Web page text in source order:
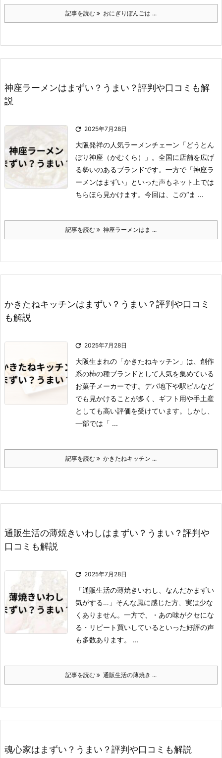
記事を読む おにぎりぼんごは ...
神座ラーメンはまずい？うまい？評判や口コミも解
説
 2025年7月28日
大阪発祥の人気ラーメンチェーン「どうとん
ぼり神座（かむくら）」。 全国に店舗を広げ
る勢いのあるブランドです。 一方で「神座ラ
ーメンはまずい」といった声もネット上では
ちらほら見かけます。 今回は、この“ま ...
記事を読む 神座ラーメンはま ...
かきたねキッチンはまずい？うまい？評判や口コミ
も解説
 2025年7月28日
大阪生まれの「かきたねキッチン」は、創作
系の柿の種ブランドとして人気を集めている
お菓子メーカーです。 デパ地下や駅ビルなど
でも見かけることが多く、ギフト用や手土産
としても高い評価を受けています。
しかし、
一部では「 ...
記事を読む かきたねキッチン ...
通販生活の薄焼きいわしはまずい？うまい？評判や
口コミも解説
 2025年7月28日
「通販生活の薄焼きいわし、なんだかまずい
気がする…」 そんな風に感じた方、実は少な
くありません。 一方で、
・あの味がクセにな
る ・リピート買いしているといった好評の声
も多数あります。 ...
記事を読む 通販生活の薄焼き ...
魂心家はまずい？うまい？評判や口コミも解説